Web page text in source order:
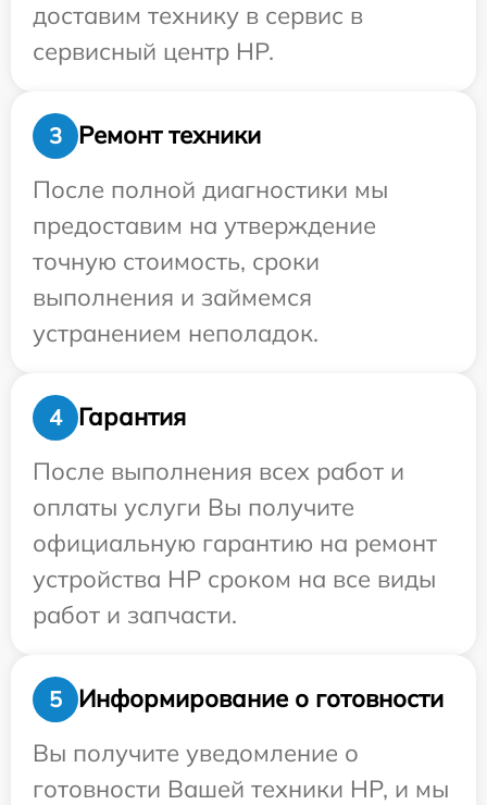
доставим технику в сервис в
сервисный центр HP.
3
Ремонт техники
После полной диагностики мы
предоставим на утверждение
точную стоимость, сроки
выполнения и займемся
устранением неполадок.
4
Гарантия
После выполнения всех работ и
оплаты услуги Вы получите
официальную гарантию на ремонт
устройства HP сроком на все виды
работ и запчасти.
5
Информирование о готовности
Вы получите уведомление о
готовности Вашей техники HP, и мы